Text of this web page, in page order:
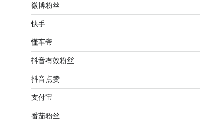
微博粉丝
快手
懂车帝
抖音有效粉丝
抖音点赞
支付宝
番茄粉丝